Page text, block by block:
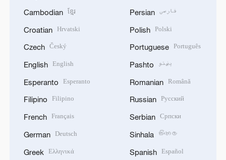
Cambodian ខ្មែរ
Croatian Hrvatski
Czech Český
English English
Esperanto Esperanto
Filipino Filipino
French Français
German Deutsch
Greek Ελληνικά
Persian فارسی
Polish Polski
Portuguese Português
Pashto پښتو
Romanian Română
Russian Русский
Serbian Српски
Sinhala සිංහල
Spanish Español